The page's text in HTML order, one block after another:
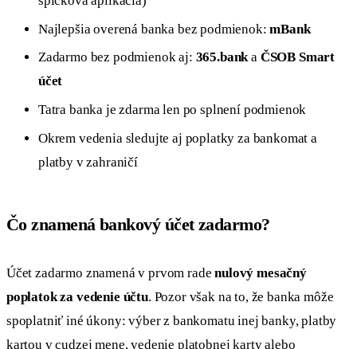
Najlepšia overená banka bez podmienok:mBank
Zadarmo bez podmienok aj: 365.banka ČSOB Smart
účet
Tatra banka je zdarma len po splnení podmienok
Okrem vedenia sledujte aj poplatky za bankomat a
platby v zahraničí
Čo znamená bankový účet zadarmo?
Účet zadarmo znamená v prvom radenulový mesačný
poplatok za vedenie účtu. Pozor však na to, že banka môže
spoplatniť iné úkony: výber z bankomatu inej banky, platby
kartou v cudzej mene, vedenie platobnej karty alebo